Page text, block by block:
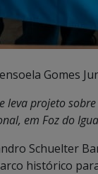
Gomes
leva projeto
em Foz do
Schuelter
histórico